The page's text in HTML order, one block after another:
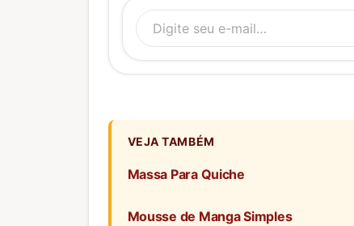
Digite
VEJA TAMBÉM
Massa Para Quiche
Mousse de Manga Simples